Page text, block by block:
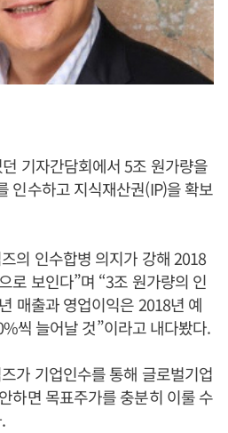
기자간담회에서 5조 원가량을
인수하고 지식재산권(IP)을 확보
의 인수합병 의지가 강해 2018
로 보인다”며 “3조 원가량의 인
매출과 영업이익은 2018년 예
씩 늘어날 것”이라고 내다봤다.
가 기업인수를 통해 글로벌기업
하면 목표주가를 충분히 이룰 수